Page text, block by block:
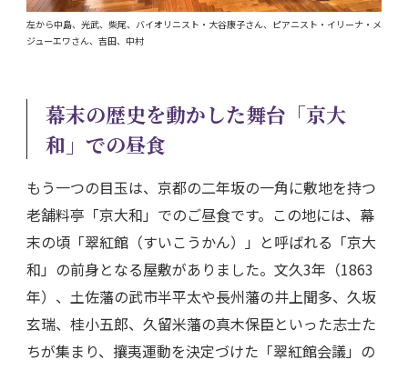
左から中島、光武、柴尾、バイオリニスト・大谷康子さん、ピアニスト・イリーナ・メ
ジューエワさん、吉田、中村
幕末の歴史を動かした舞台「京大
和」での昼食
もう一つの目玉は、京都の二年坂の一角に敷地を持つ
老舗料亭「京大和」でのご昼食です。この地には、幕
末の頃「翠紅館（すいこうかん）」と呼ばれる「京大
和」の前身となる屋敷がありました。文久3年（1863
年）、土佐藩の武市半平太や長州藩の井上聞多、久坂
玄瑞、桂小五郎、久留米藩の真木保臣といった志士た
ちが集まり、攘夷運動を決定づけた「翠紅館会議」の